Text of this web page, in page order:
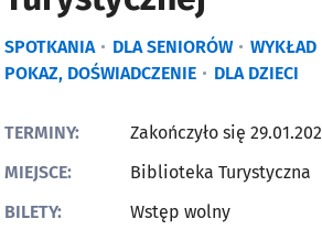
SPOTKANIA DLA SENIORÓW WYKŁAD
POKAZ, DOŚWIADCZENIE
DLA DZIECI
TERMINY:
Zakończyło się
MIEJSCE:
Biblioteka Turystyczna
BILETY:
Wstęp wolny